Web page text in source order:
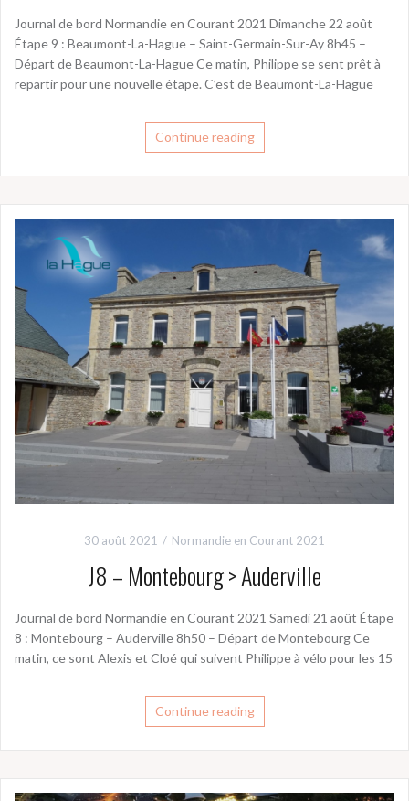
Journal de bord Normandie en Courant 2021 Dimanche 22 août
Étape 9 : Beaumont-La-Hague – Saint-Germain-Sur-Ay 8h45 –
Départ de Beaumont-La-Hague Ce matin, Philippe se sent prêt à
repartir pour une nouvelle étape. C’est de Beaumont-La-Hague
Continue reading
30 août 2021 Normandie en Courant 2021
J8 – Montebourg > Auderville
Journal de bord Normandie en Courant 2021 Samedi 21 août Étape
8 : Montebourg – Auderville 8h50 – Départ de Montebourg Ce
matin, ce sont Alexis et Cloé qui suivent Philippe à vélo pour les 15
Continue reading